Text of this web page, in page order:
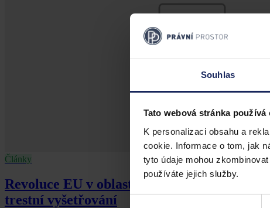
Souhlas
Tato webová stránka používá
K personalizaci obsahu a
cookie. Informace o tom, jak
tyto údaje mohou
používáte jejich služby.
Články
Revoluce EU v oblasti elektronických
trestní vyšetřování